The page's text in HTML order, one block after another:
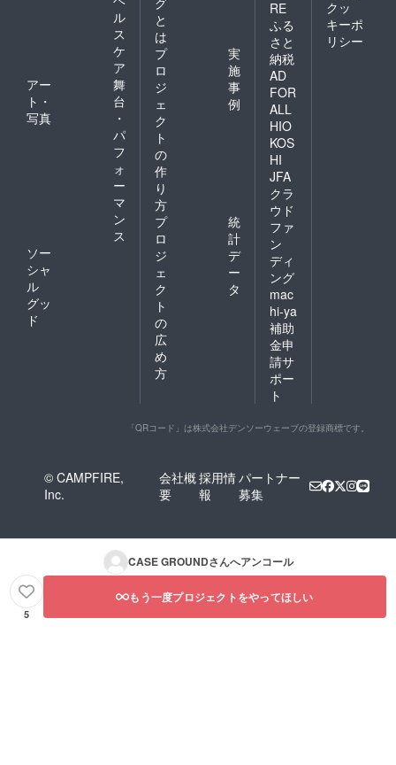
ル
ス
ケ
ア
アー
ト・
写真
舞
台
・
パ
フ
ォ
ー
マ
ン
ス
ソー
シャ
ル
グッ
ド
と
は
プ
ロ
ジ
ェ
ク
ト
の
作
り
方
実
施
事
例
プ
ロ
ジ
ェ
ク
ト
の
広
め
方
統
計
デ
ー
タ
RE
ふる
さと
納税
AD
FOR
ALL
HIO
KOS
HI
JFA
クラ
ウド
ファ
ン
ディ
ング
mac
hi-ya
補助
金申
請サ
ポー
ト
クッ
キーポ
リシー
「QRコード」は株式会社デンソーウェーブの登録商標です。
© CAMPFIRE,
Inc.
会社概
要
採用情
報
パートナー
募集
CASE GROUNDさんへアンコール
5
もう一度プロジェクトをやってほしい